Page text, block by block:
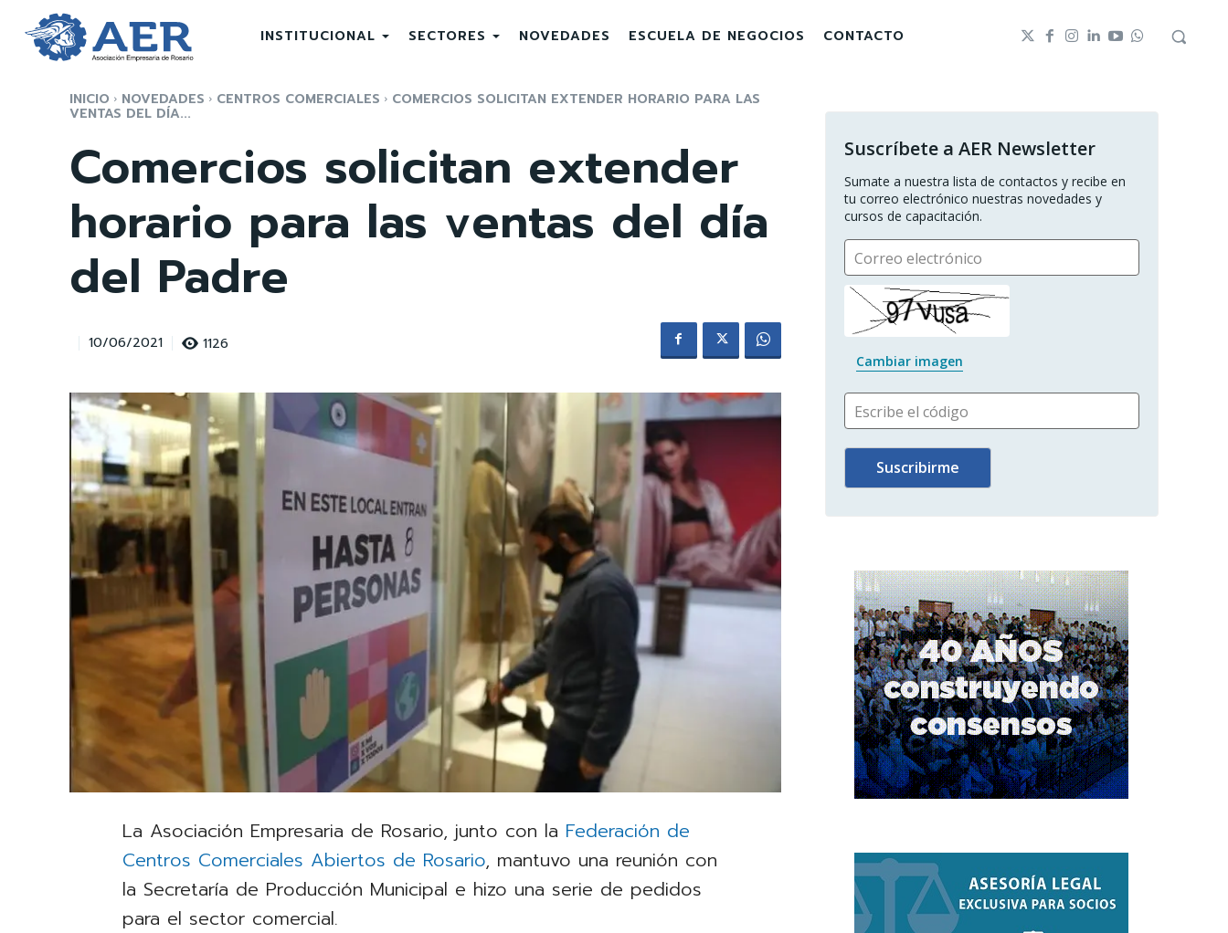
INSTITUCIONAL SECTORES NOVEDADES ESCUELA DE NEGOCIOS CONTACTO
INICIO NOVEDADES CENTROS COMERCIALES COMERCIOS SOLICITAN EXTENDER HORARIO PARA LAS
VENTAS DEL DÍA...
Comercios solicitan extender
horario para las ventas del día
del Padre
10/06/2021 1126
La Asociación Empresaria de Rosario, junto con la Federación de
Centros Comerciales Abiertos de Rosario, mantuvo una reunión con
la Secretaría de Producción Municipal e hizo una serie de pedidos
para el sector comercial.
Suscríbete a AER Newsletter
Sumate a nuestra lista de contactos y recibe en
tu correo electrónico nuestras novedades y
cursos de capacitación.
Correo electrónico
Cambiar imagen
Escribe el código